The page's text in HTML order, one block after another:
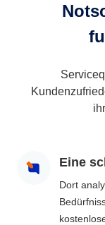
Eine
Dort